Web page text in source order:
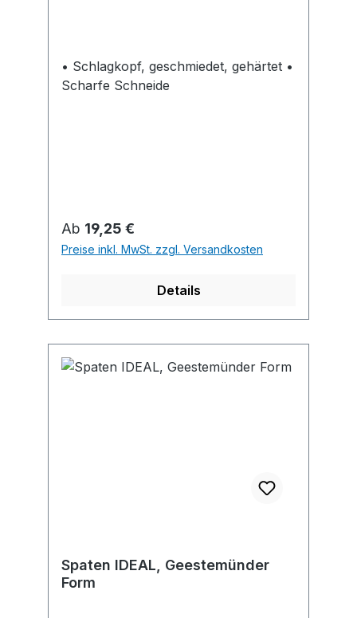
• Schlagkopf, geschmiedet, gehärtet •
Scharfe Schneide
Regulärer Preis:
Ab 19,25 €
Preise inkl. MwSt. zzgl. Versandkosten
Details
Spaten IDEAL, Geestemünder
Form